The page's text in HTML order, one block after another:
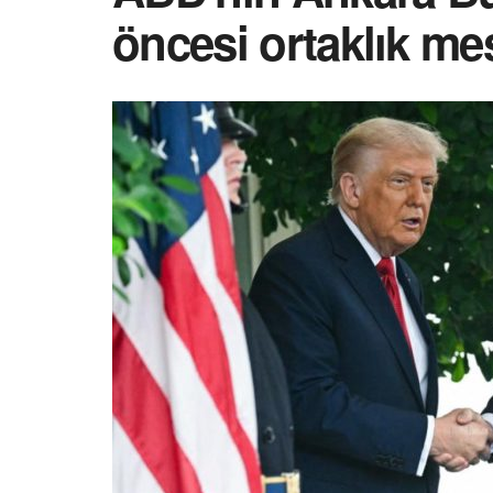
öncesi ortaklık